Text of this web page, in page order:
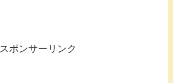
スポンサーリンク